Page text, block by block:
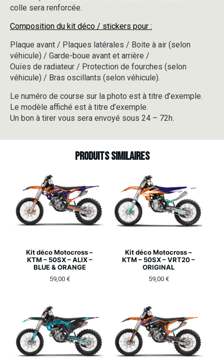
colle sera renforcée.
Composition du kit déco / stickers pour :
Plaque avant / Plaques latérales / Boite à air (selon
véhicule) / Garde-boue avant et arrière /
Ouïes de radiateur / Protection de fourches (selon
véhicule) / Bras oscillants (selon véhicule).
Le numéro de course sur la photo est à titre d’exemple.
Le modèle affiché est à titre d’exemple.
Un bon à tirer vous sera envoyé sous 24 – 72h.
Produits similaires
Kit déco Motocross –
KTM – 50SX – ALIX –
BLUE & ORANGE
59,00 €
Kit déco Motocross –
KTM – 50SX – VRT20 –
ORIGINAL
59,00 €